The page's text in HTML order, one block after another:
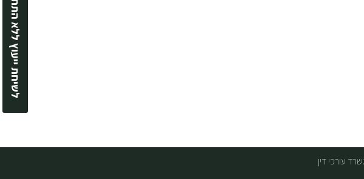
עורכי דין
לשיחת ייעוץ ללא התחייבות